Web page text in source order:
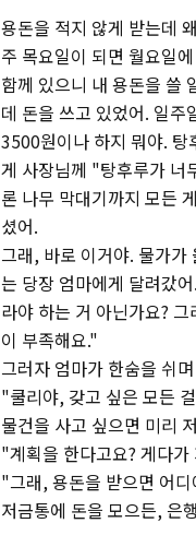
용돈을 적지 않게 받는데
주 목요일이 되면 월요일
함께 있으니 내 용돈을 쓸
데 돈을 쓰고 있었어. 일
3500원이나 하지 뭐야. 탕
게 사장님께 "탕후루가 너
론 나무 막대기까지 모든
셨어.
그래, 바로 이거야. 물가
는 당장 엄마에게 달려갔
라야 하는 거 아닌가요?
이 부족해요."
그러자 엄마가 한숨을 쉬
"쿨리야, 갖고 싶은 모든
물건을 사고 싶으면 미리
"계획을 한다고요? 게다가
"그래, 용돈을 받으면 어
저금통에 돈을 모으든, 은